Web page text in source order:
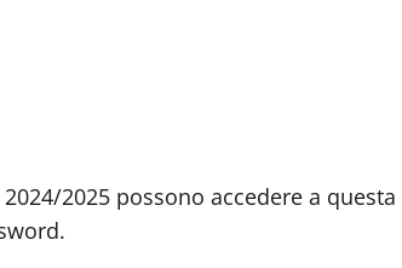
2025 possono accedere a